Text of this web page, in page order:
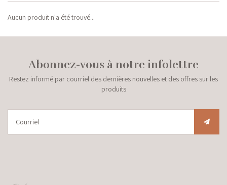
Aucun produit n'a été trouvé...
Abonnez-vous à notre infolettre
Restez informé par courriel des dernières nouvelles et des offres sur les
produits